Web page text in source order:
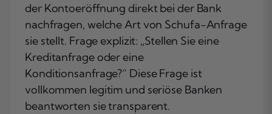
der Kontoeröffnung direkt bei der Bank
nachfragen, welche Art von Schufa-Anfrage
sie stellt. Frage explizit: „Stellen Sie eine
Kreditanfrage oder eine
Konditionsanfrage?“ Diese Frage ist
vollkommen legitim und seriöse Banken
beantworten sie transparent.